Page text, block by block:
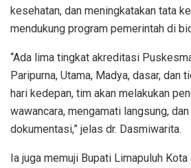
kesehatan, dan meningkatakan tata
mendukung program pemerintah di
“Ada lima tingkat akreditasi
Paripurna, Utama, Madya, dasar, dan
hari kedepan, tim akan melakukan
wawancara, mengamati langsung,
dokumentasi,” jelas dr. Dasmiwarita.
Ia juga memuji Bupati Limapuluh